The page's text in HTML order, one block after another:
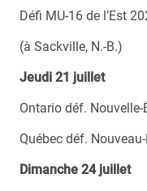
Défi MU-16 de l’Est
(à Sackville, N.-B.)
Jeudi 21 juillet
Ontario déf. Nouvelle-
Québec déf.
Dimanche 24 juillet